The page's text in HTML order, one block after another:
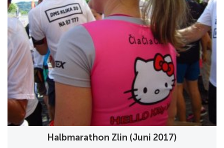
Halbmarathon Zlin (Juni 2017)